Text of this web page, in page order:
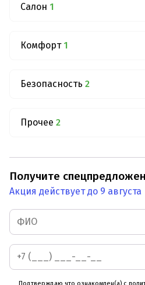
Салон 1
Комфорт 1
Безопасность 2
Прочее 2
Получите
Акция действует до 9 августа
Подтверждаю что ознакомлен(а) с